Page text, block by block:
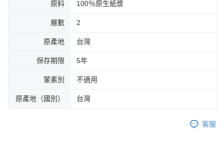
原料 100％原生紙漿
層數 2
原產地 台灣
保存期限 5年
葷素別 不適用
原產地（國別） 台灣
客服